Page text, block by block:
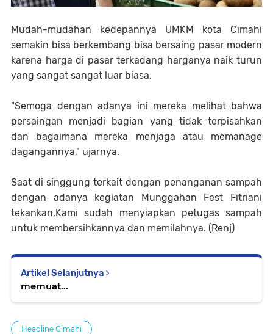
Mudah-mudahan kedepannya UMKM kota Cimahi
semakin bisa berkembang bisa bersaing pasar modern
karena harga di pasar terkadang harganya naik turun
yang sangat sangat luar biasa.
"Semoga dengan adanya ini mereka melihat bahwa
persaingan menjadi bagian yang tidak terpisahkan
dan bagaimana mereka menjaga atau memanage
dagangannya," ujarnya.
Saat di singgung terkait dengan penanganan sampah
dengan adanya kegiatan Munggahan Fest Fitriani
tekankan,Kami sudah menyiapkan petugas sampah
untuk membersihkannya dan memilahnya. (Renj)
Artikel Selanjutnya
memuat...
Headline Cimahi